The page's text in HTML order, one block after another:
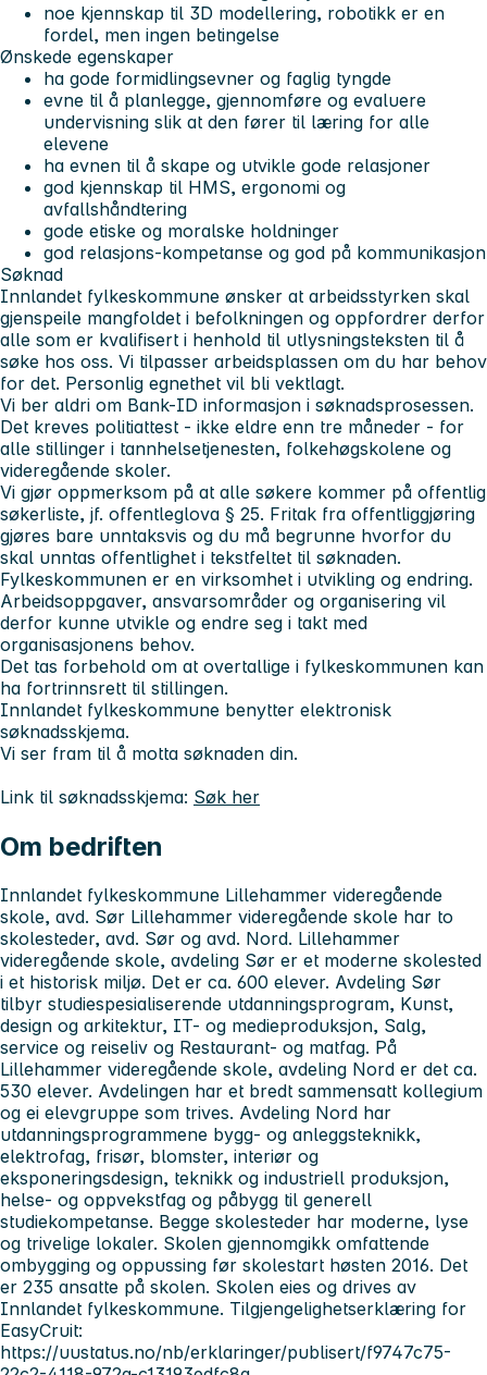
noe kjennskap til 3D modellering, robotikk er en
fordel, men ingen betingelse
Ønskede egenskaper
ha gode formidlingsevner og faglig tyngde
evne til å planlegge, gjennomføre og evaluere
undervisning slik at den fører til læring for alle
elevene
ha evnen til å skape og utvikle gode relasjoner
god kjennskap til HMS, ergonomi og
avfallshåndtering
gode etiske og moralske holdninger
god relasjons-kompetanse og god på kommunikasjon
Søknad
Innlandet fylkeskommune ønsker at arbeidsstyrken skal
gjenspeile mangfoldet i befolkningen og oppfordrer derfor
alle som er kvalifisert i henhold til utlysningsteksten til å
søke hos oss. Vi tilpasser arbeidsplassen om du har behov
for det. Personlig egnethet vil bli vektlagt.
Vi ber aldri om Bank-ID informasjon i søknadsprosessen.
Det kreves politiattest - ikke eldre enn tre måneder - for
alle stillinger i tannhelsetjenesten, folkehøgskolene og
videregående skoler.
Vi gjør oppmerksom på at alle søkere kommer på offentlig
søkerliste, jf. offentleglova § 25. Fritak fra offentliggjøring
gjøres bare unntaksvis og du må begrunne hvorfor du
skal unntas offentlighet i tekstfeltet til søknaden.
Fylkeskommunen er en virksomhet i utvikling og endring.
Arbeidsoppgaver, ansvarsområder og organisering vil
derfor kunne utvikle og endre seg i takt med
organisasjonens behov.
Det tas forbehold om at overtallige i fylkeskommunen kan
ha fortrinnsrett til stillingen.
Innlandet fylkeskommune benytter elektronisk
søknadsskjema.
Vi ser fram til å motta søknaden din.
Link til søknadsskjema: Søk her
Om bedriften
Innlandet fylkeskommune Lillehammer videregående
skole, avd. Sør Lillehammer videregående skole har to
skolesteder, avd. Sør og avd. Nord. Lillehammer
videregående skole, avdeling Sør er et moderne skolested
i et historisk miljø. Det er ca. 600 elever. Avdeling Sør
tilbyr studiespesialiserende utdanningsprogram, Kunst,
design og arkitektur, IT- og medieproduksjon, Salg,
service og reiseliv og Restaurant- og matfag. På
Lillehammer videregående skole, avdeling Nord er det ca.
530 elever. Avdelingen har et bredt sammensatt kollegium
og ei elevgruppe som trives. Avdeling Nord har
utdanningsprogrammene bygg- og anleggsteknikk,
elektrofag, frisør, blomster, interiør og
eksponeringsdesign, teknikk og industriell produksjon,
helse- og oppvekstfag og påbygg til generell
studiekompetanse. Begge skolesteder har moderne, lyse
og trivelige lokaler. Skolen gjennomgikk omfattende
ombygging og oppussing før skolestart høsten 2016. Det
er 235 ansatte på skolen. Skolen eies og drives av
Innlandet fylkeskommune. Tilgjengelighetserklæring for
EasyCruit:
https://uustatus.no/nb/erklaringer/publisert/f9747c75-